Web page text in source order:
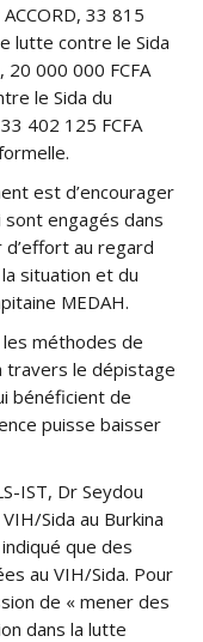
33 815
lutte contre le Sida
000 000 FCFA
le Sida du
402 125 FCFA
est d’encourager
sont engagés dans
au regard
situation et du
MEDAH.
méthodes de
travers le dépistage
bénéficient de
puisse baisser
IST, Dr Seydou
Sida au Burkina
que des
au VIH/Sida. Pour
de « mener des
dans la lutte